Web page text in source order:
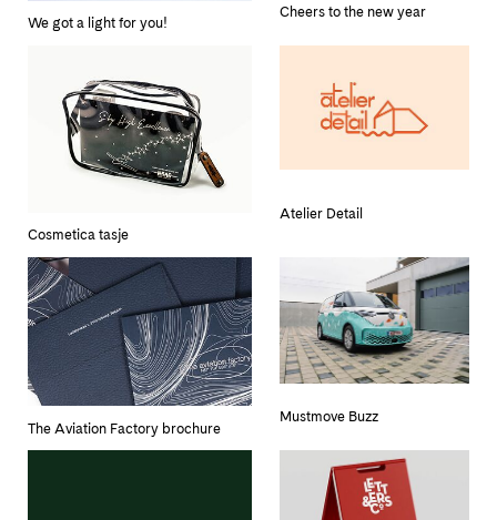
We got a light for you!
Cheers to the new year
Cosmetica tasje
Atelier Detail
The Aviation Factory brochure
Mustmove Buzz